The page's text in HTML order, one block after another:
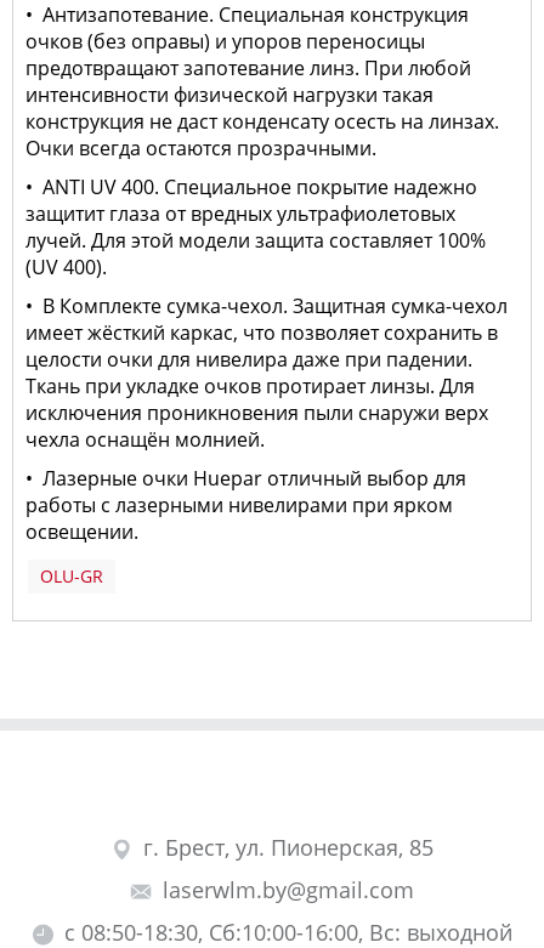
• Антизапотевание. Специальная конструкция
очков (без оправы) и упоров переносицы
предотвращают запотевание линз. При любой
интенсивности физической нагрузки такая
конструкция не даст конденсату осесть на линзах.
Очки всегда остаются прозрачными.
• ANTI UV 400. Специальное покрытие надежно
защитит глаза от вредных ультрафиолетовых
лучей. Для этой модели защита составляет 100%
(UV 400).
• В Комплекте сумка-чехол. Защитная сумка-чехол
имеет жёсткий каркас, что позволяет сохранить в
целости очки для нивелира даже при падении.
Ткань при укладке очков протирает линзы. Для
исключения проникновения пыли снаружи верх
чехла оснащён молнией.
• Лазерные очки Huepar отличный выбор для
работы с лазерными нивелирами при ярком
освещении.
OLU-GR
г. Брест, ул. Пионерская, 85
laserwlm.by@gmail.com
с 08:50-18:30, Сб:10:00-16:00, Вс: выходной